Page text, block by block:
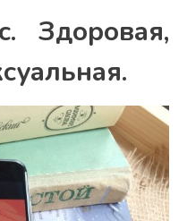
Здоровая,